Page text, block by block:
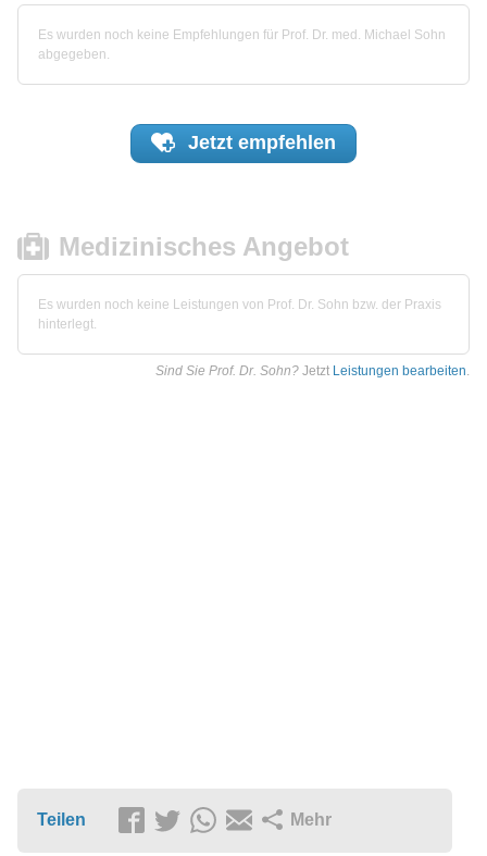
Es wurden noch keine Empfehlungen für Prof. Dr. med. Michael Sohn
abgegeben.
Jetzt empfehlen
Medizinisches Angebot
Es wurden noch keine Leistungen von Prof. Dr. Sohn bzw. der Praxis
hinterlegt.
Sind Sie Prof. Dr. Sohn? Jetzt Leistungen bearbeiten.
Teilen Mehr